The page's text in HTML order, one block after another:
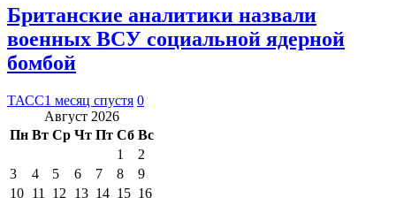
Британские аналитики назвали
военных ВСУ социальной ядерной
бомбой
ТАСС1 месяц спустя 0
Август 2026
Пн Вт Ср Чт Пт Сб Вс
1
2
3
4 5 6 7 8
9
10 11 12 13 14 15 16